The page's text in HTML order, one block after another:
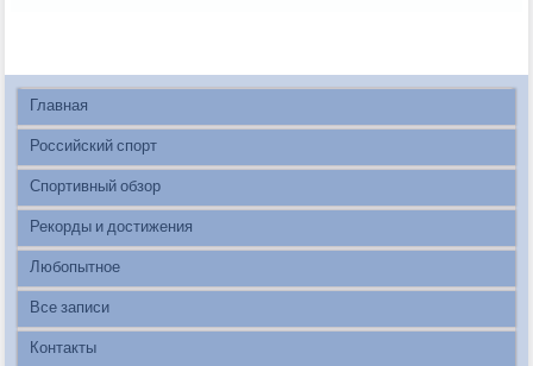
Главная
Российский спорт
Спортивный обзор
Рекорды и достижения
Любопытное
Все записи
Контакты